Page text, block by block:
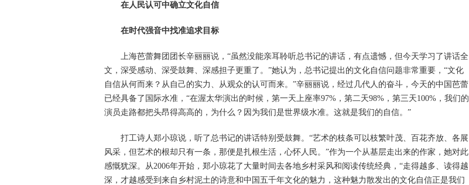
在人民认可中确立文化自信
在时代强音中找准追求目标
上海芭蕾舞团团长辛丽丽说，“虽然没能亲耳聆听总书记的讲话，有点遗憾，但今天学习了讲话全
文，深受感动、深受鼓舞、深感担子更重了。”她认为，总书记提出的文化自信问题非常重要，“文化
自信从何而来？从自己的实力、从观众的认可而来。”辛丽丽说，经过几代人的奋斗，今天的中国芭蕾
已经具备了国际水准，“在渥太华演出的时候，第一天上座率97%，第二天98%，第三天100%，我们的
演员走路都把头昂得高高的，为什么？因为我们是世界级水准。这就是我们的自信。”
打工诗人郑小琼说，听了总书记的讲话特别受鼓舞。“艺术的枝条可以枝繁叶茂、百花齐放、各展
风采，但艺术的根却只有一条，那便是扎根生活，心怀人民。”作为一个从基层走出来的作家，她对此
感慨犹深。从2006年开始，郑小琼花了大量时间去各地乡村采风和阅读传统经典，“走得越多、读得越
深，才越感受到来自乡村泥土的诗意和中国五千年文化的魅力，这种魅力散发出的文化自信正是我们